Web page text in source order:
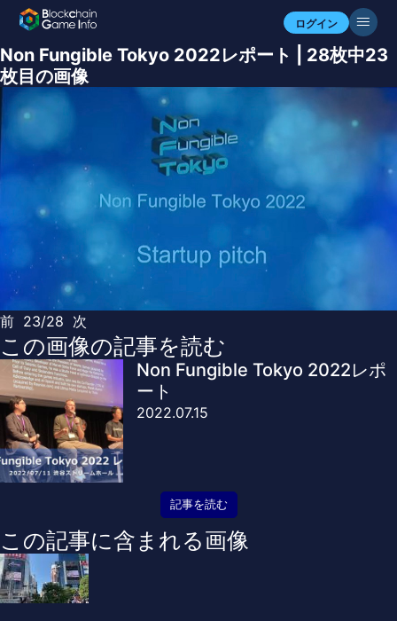
ログイン
Non Fungible Tokyo 2022レポート | 28枚中23
枚目の画像
前 23/28 次
この画像の記事を読む
Non Fungible Tokyo 2022レポ
ート
2022.07.15
記事を読む
この記事に含まれる画像